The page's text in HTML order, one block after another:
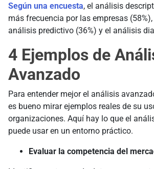
Según una encuesta, el análisis
más frecuencia por las empresas
análisis predictivo (36%) y el análisis
4 Ejemplos de
Avanzado
Para entender mejor el análisis
es bueno mirar ejemplos reales de su
organizaciones. Aquí hay lo que el
puede usar en un entorno práctico.
Evaluar la competencia del